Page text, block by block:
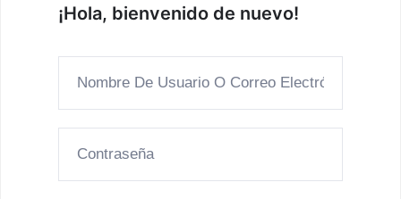
¡Hola, bienvenido de nuevo!